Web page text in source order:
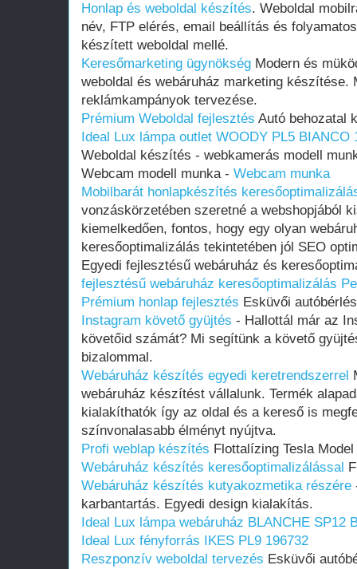
Honlap és weboldal készítés. Weboldal
név, FTP elérés, email beállítás és
készített weboldal mellé.
Keresőmarketing ügynökség Modern és
weboldal és webáruház marketing készítése.
reklámkampányok tervezése.
Prémium Weboldal fejlesztés‎ Autó behozatal
Ideal Lux lámpa outlet WOODY PL5 BIANCO
Weboldal készítés - webkamerás modell
Webcam modell munka - Webcam munka
Mobilbarát honlapkészítés
vonzáskörzetében szeretné a webshopjából
kiemelkedően, fontos, hogy egy olyan
keresőoptimalizálás tekintetében jól SEO
Egyedi fejlesztésű webáruház és
fejlesztésű webáruház keresőoptimalizálás
Prémium honlap fejlesztés‎ Esküvői
Instagram követő gyüjtés - Hallottál már az
követőid számát? Mi segítünk a követő
bizalommal.
Webáruház készítés egyedi keretrendszerrel
webáruház készítést vállalunk. Termék
kialakíthatók így az oldal és a kereső is
színvonalasabb élményt nyújtva.
Profi weblap készítés Flottalízing Tesla Model
Webáruház készítés keresőoptimalizálással
Webáruház készítés kutyakozmetika részére
karbantartás. Egyedi design kialakítás.
Ideal Lux lámpa webáruház BLANCHE SP12
Ideal Lux fényforrás IKES PL9 196732
Reszponzív weboldal tervezés Esküvői